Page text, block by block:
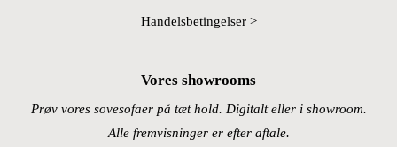
Handelsbetingelser >
Vores showrooms
Prøv vores sovesofaer på tæt hold. Digitalt eller i showroom.
Alle fremvisninger er efter aftale.